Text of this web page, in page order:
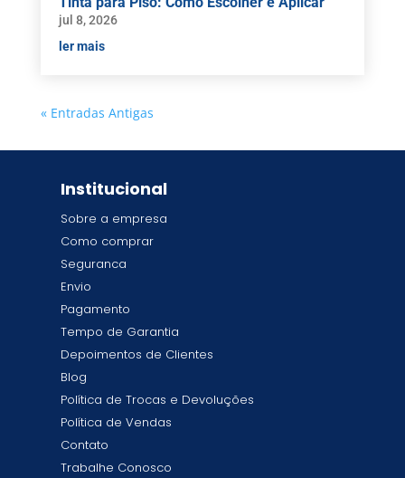
jul 8, 2026
ler mais
« Entradas Antigas
Institucional
Sobre a empresa
Como comprar
Seguranca
Envio
Pagamento
Tempo de Garantia
Depoimentos de Clientes
Blog
Política de Trocas e Devoluções
Política de Vendas
Contato
Trabalhe Conosco